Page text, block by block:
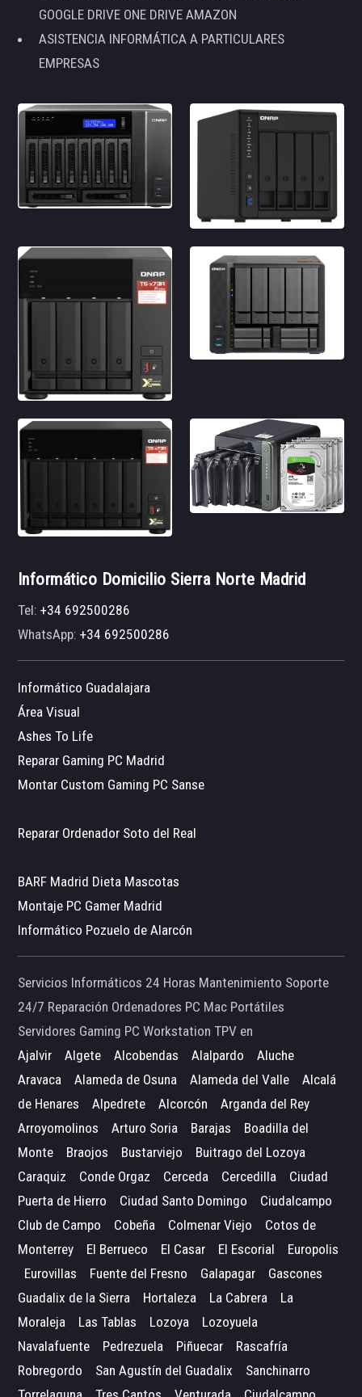
GOOGLE DRIVE ONE DRIVE AMAZON
ASISTENCIA INFORMÁTICA A PARTICULARES
EMPRESAS
Informático Domicilio Sierra Norte Madrid
Tel:+34 692500286
WhatsApp:+34 692500286
Informático Guadalajara
Área Visual
Ashes To Life
Reparar Gaming PC Madrid
Montar Custom Gaming PC Sanse
Reparar Ordenador Soto del Real
BARF Madrid Dieta Mascotas
Montaje PC Gamer Madrid
Informático Pozuelo de Alarcón
Servicios Informáticos 24 Horas Mantenimiento Soporte
24/7 Reparación Ordenadores PC Mac Portátiles
Servidores Gaming PC Workstation TPV en
Ajalvir
Algete Alcobendas Alalpardo
Aluche
Aravaca
Alameda de Osuna Alameda del Valle
Alcalá
de Henares
Alpedrete Alcorcón
Arganda del Rey
Arroyomolinos
Arturo Soria Barajas
Boadilla del
Monte
Braojos Bustarviejo
Buitrago del Lozoya
Caraquiz
Conde Orgaz Cerceda Cercedilla
Ciudad
Puerta de Hierro
Ciudad Santo Domingo
Ciudalcampo
Club de Campo
Cobeña Colmenar Viejo
Cotos de
Monterrey
El Berrueco El Casar El Escorial
Europolis
Eurovillas
Fuente del Fresno Galapagar
Gascones
Guadalix de la Sierra
Hortaleza La Cabrera
La
Moraleja
Las Tablas Lozoya
Lozoyuela
Navalafuente
Pedrezuela Piñuecar
Rascafría
Robregordo
San Agustín del Guadalix
Sanchinarro